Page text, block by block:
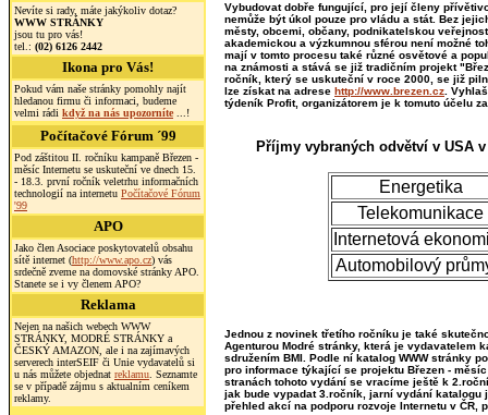
Nevíte si rady, máte jakýkoliv dotaz?
WWW STRÁNKY
jsou tu pro vás!
tel.: (02) 6126 2442
Ikona pro Vás!
Pokud vám naše stránky pomohly najít
hledanou firmu či informaci, budeme
velmi rádi když na nás upozorníte ...!
Počítačové Fórum ´99
Pod záštitou II. ročníku kampaně Březen -
měsíc Internetu se uskuteční ve dnech 15.
- 18.3. první ročník veletrhu informačních
technologií na internetu Počítačové Fórum
'99
APO
Jako člen Asociace poskytovatelů obsahu
sítě internet (http://www.apo.cz) vás
srdečně zveme na domovské stránky APO.
Stanete se i vy členem APO?
Reklama
Nejen na našich webech WWW
STRÁNKY, MODRÉ STRÁNKY a
ČESKÝ AMAZON, ale i na zajímavých
serverech interSEIF či Unie vydavatelů si
u nás můžete objednat reklamu . Seznamte
se v případě zájmu s aktualním ceníkem
reklamy.
Vybudovat dobře fungující, pro její členy
nemůže být úkol pouze pro vládu a stát. Bez
městy, obcemi, občany, podnikatelskou
akademickou a výzkumnou sférou není možné
mají v tomto procesu také různé osvětové a
na známosti a stává se již tradičním projekt
ročník, který se uskuteční v roce 2000, se již
lze získat na adrese http://www.brezen.cz .
týdeník Profit, organizátorem je k tomuto účelu
Příjmy vybraných odvětví v USA
Energetika
Telekomunikace
Internetová
Automobilový
Jednou z novinek třetího ročníku je také
Agenturou Modré stránky, která je vydavatelem
sdružením BMI. Podle ní katalog WWW stránky
pro informace týkající se projektu Březen -
stranách tohoto vydání se vracíme ještě k
jak bude vypadat 3.ročník, jarní vydání katalogu
přehled akcí na podporu rozvoje Internetu v ČR,